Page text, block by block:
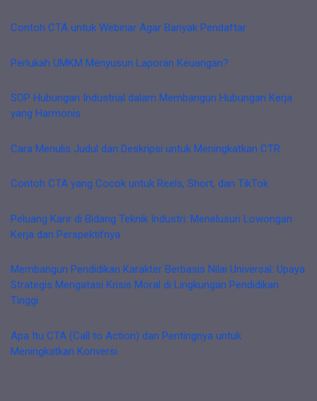
Contoh CTA untuk Webinar Agar Banyak Pendaftar
Perlukah UMKM Menyusun Laporan Keuangan?
SOP Hubungan Industrial dalam Membangun Hubungan Kerja
yang Harmonis
Cara Menulis Judul dan Deskripsi untuk Meningkatkan CTR
Contoh CTA yang Cocok untuk Reels, Short, dan TikTok
Peluang Karir di Bidang Teknik Industri: Menelusuri Lowongan
Kerja dan Perspektifnya
Membangun Pendidikan Karakter Berbasis Nilai Universal: Upaya
Strategis Mengatasi Krisis Moral di Lingkungan Pendidikan
Tinggi
Apa Itu CTA (Call to Action) dan Pentingnya untuk
Meningkatkan Konversi